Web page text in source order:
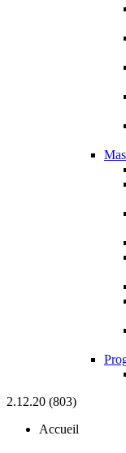
2.12.20 (803)
Accueil